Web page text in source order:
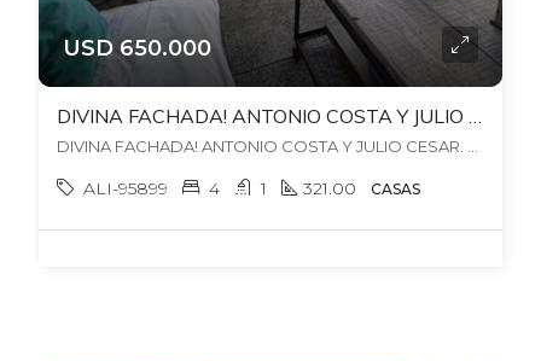
USD 650.000
ALI-95899 4 1 321.00 CASAS